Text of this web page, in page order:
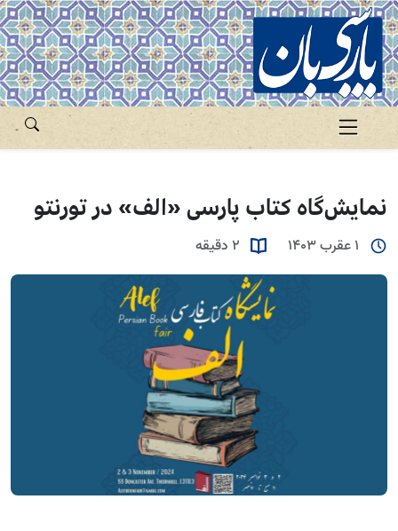
نمایش‌گاه کتاب پارسی «الف» در تورنتو
1 عقرب 1403 2 دقیقه